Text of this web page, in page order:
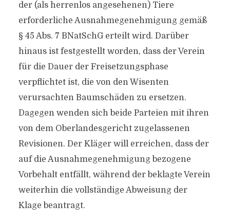
der (als herrenlos angesehenen) Tiere
erforderliche Ausnahmegenehmigung gemäß
§ 45 Abs. 7 BNatSchG erteilt wird. Darüber
hinaus ist festgestellt worden, dass der Verein
für die Dauer der Freisetzungsphase
verpflichtet ist, die von den Wisenten
verursachten Baumschäden zu ersetzen.
Dagegen wenden sich beide Parteien mit ihren
von dem Oberlandesgericht zugelassenen
Revisionen. Der Kläger will erreichen, dass der
auf die Ausnahmegenehmigung bezogene
Vorbehalt entfällt, während der beklagte Verein
weiterhin die vollständige Abweisung der
Klage beantragt.